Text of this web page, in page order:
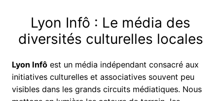
Lyon Infô : Le média des
diversités culturelles locales
Lyon Infô est un média indépendant consacré aux
initiatives culturelles et associatives souvent peu
visibles dans les grands circuits médiatiques. Nous